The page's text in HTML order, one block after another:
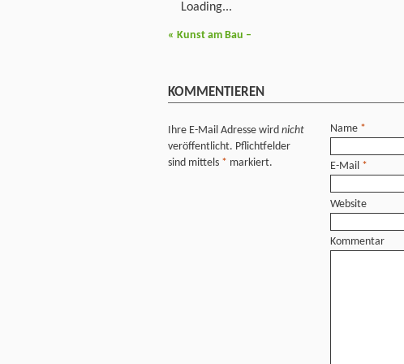
Loading...
« Kunst am Bau –
KOMMENTIEREN
Ihre E-Mail Adresse wird nicht
veröffentlicht. Pflichtfelder
sind mittels * markiert.
Name *
E-Mail *
Website
Kommentar